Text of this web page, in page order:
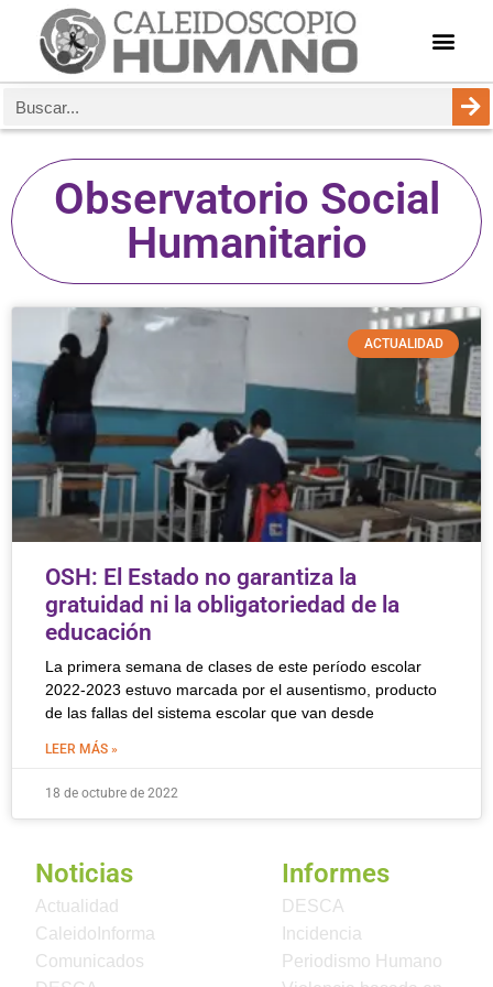
Observatorio Social
Humanitario
ACTUALIDAD
OSH: El Estado no garantiza la
gratuidad ni la obligatoriedad de la
educación
La primera semana de clases de este período escolar
2022-2023 estuvo marcada por el ausentismo, producto
de las fallas del sistema escolar que van desde
LEER MÁS »
18 de octubre de 2022
Noticias
Actualidad
CaleidoInforma
Comunicados
Informes
DESCA
Incidencia
Periodismo Humano